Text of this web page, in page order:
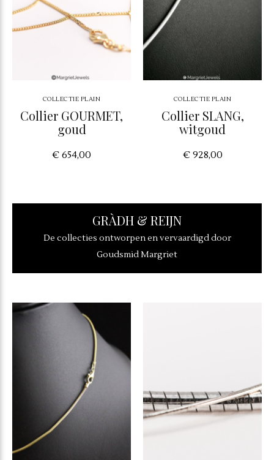
COLLECTIE PLAIN
Collier GOURMET,
goud
€ 654,00
COLLECTIE PLAIN
Collier SLANG,
witgoud
€ 928,00
GRÀDH & REIJN
De collecties ontworpen en vervaardigd door
Goudsmid Margriet